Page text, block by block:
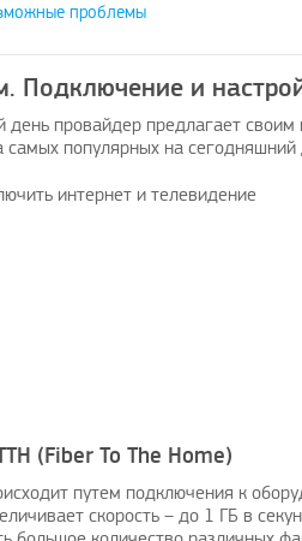
Рады предложить вашему
проблемы
Подключение и
провайдер предлагает
самых популярных на сегодняшний
(Fiber To The Home)
путем подключения к
скорость – до 1 ГБ в